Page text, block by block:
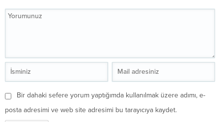
Bir dahaki sefere yorum yaptığımda kullanılmak üzere adımı, e-
posta adresimi ve web site adresimi bu tarayıcıya kaydet.